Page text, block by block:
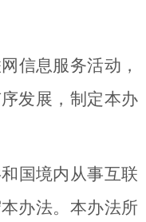
信息服务活动，
发展，制定本办
国境内从事互联
办法。本办法所